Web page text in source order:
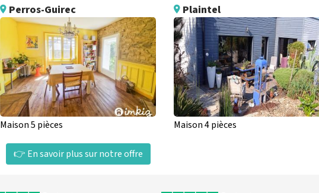
Perros-Guirec
Maison 5 pièces
Plaintel
Maison 4 pièces
👉 En savoir plus sur notre offre